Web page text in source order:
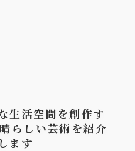
生活空間を創作す
らしい芸術を紹介
ます